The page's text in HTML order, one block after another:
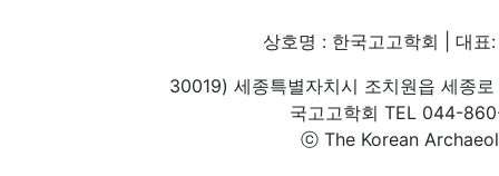
상호명 : 한국고고학회 | 대
30019) 세종특별자치시 조치원읍 세종
국고고학회 TEL 044-
ⓒ The Korean